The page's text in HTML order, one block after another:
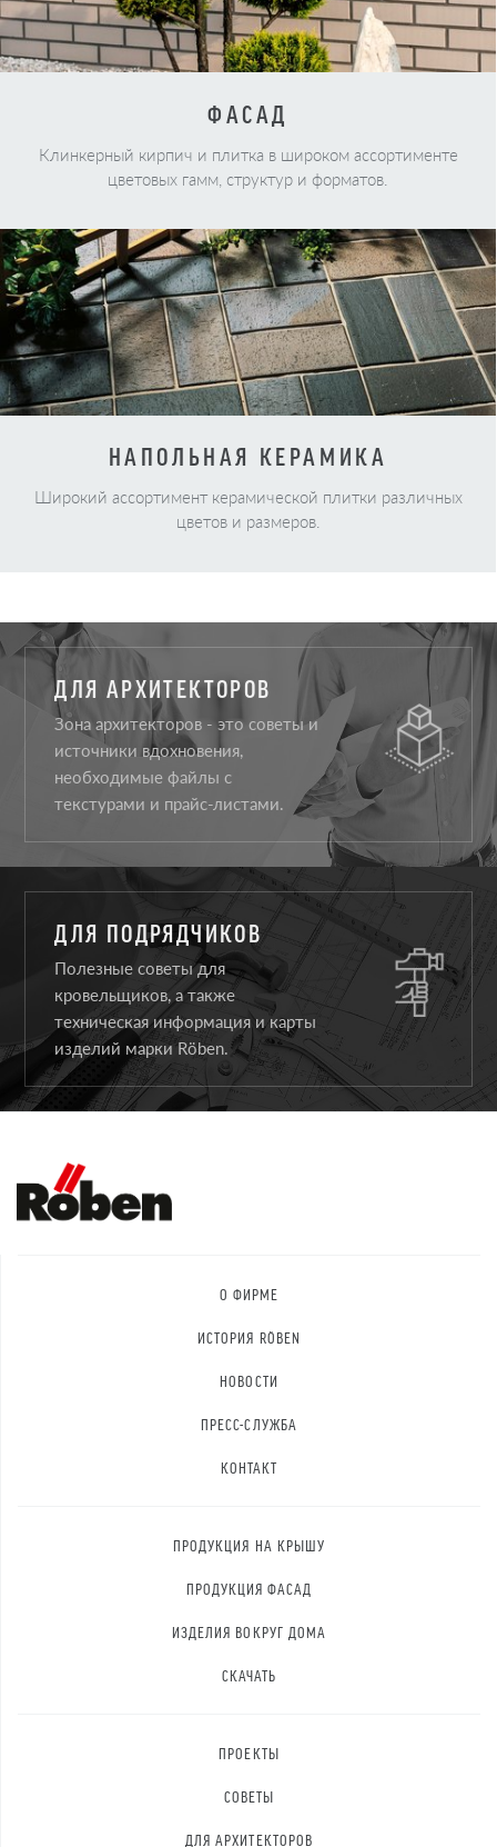
ФАСАД
Клинкерный кирпич и плитка в широком ассортименте
цветовых гамм, структур и форматов.
НАПОЛЬНАЯ КЕРАМИКА
Широкий ассортимент керамической плитки различных
цветов и размеров.
ДЛЯ АРХИТЕКТОРОВ
Зона архитекторов - это советы и
источники вдохновения,
необходимые файлы с
текстурами и прайс-листами.
ДЛЯ ПОДРЯДЧИКОВ
Полезные советы для
кровельщиков, а также
техническая информация и карты
изделий марки Röben.
О ФИРМЕ
ИСТОРИЯ RÖBEN
НОВОСТИ
ПРЕСС-СЛУЖБА
КОНТАКТ
ПРОДУКЦИЯ НА КРЫШУ
ПРОДУКЦИЯ ФАСАД
ИЗДЕЛИЯ ВОКРУГ ДОМА
СКАЧАТЬ
ПРОЕКТЫ
СОВЕТЫ
ДЛЯ АРХИТЕКТОРОВ